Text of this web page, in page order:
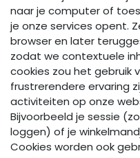
naar je computer of
je onze services opent.
browser en later
zodat we contextuele
cookies zou het gebruik
frustrerendere ervaring
activiteiten op onze
Bijvoorbeeld je sessie
loggen) of je
Cookies worden ook